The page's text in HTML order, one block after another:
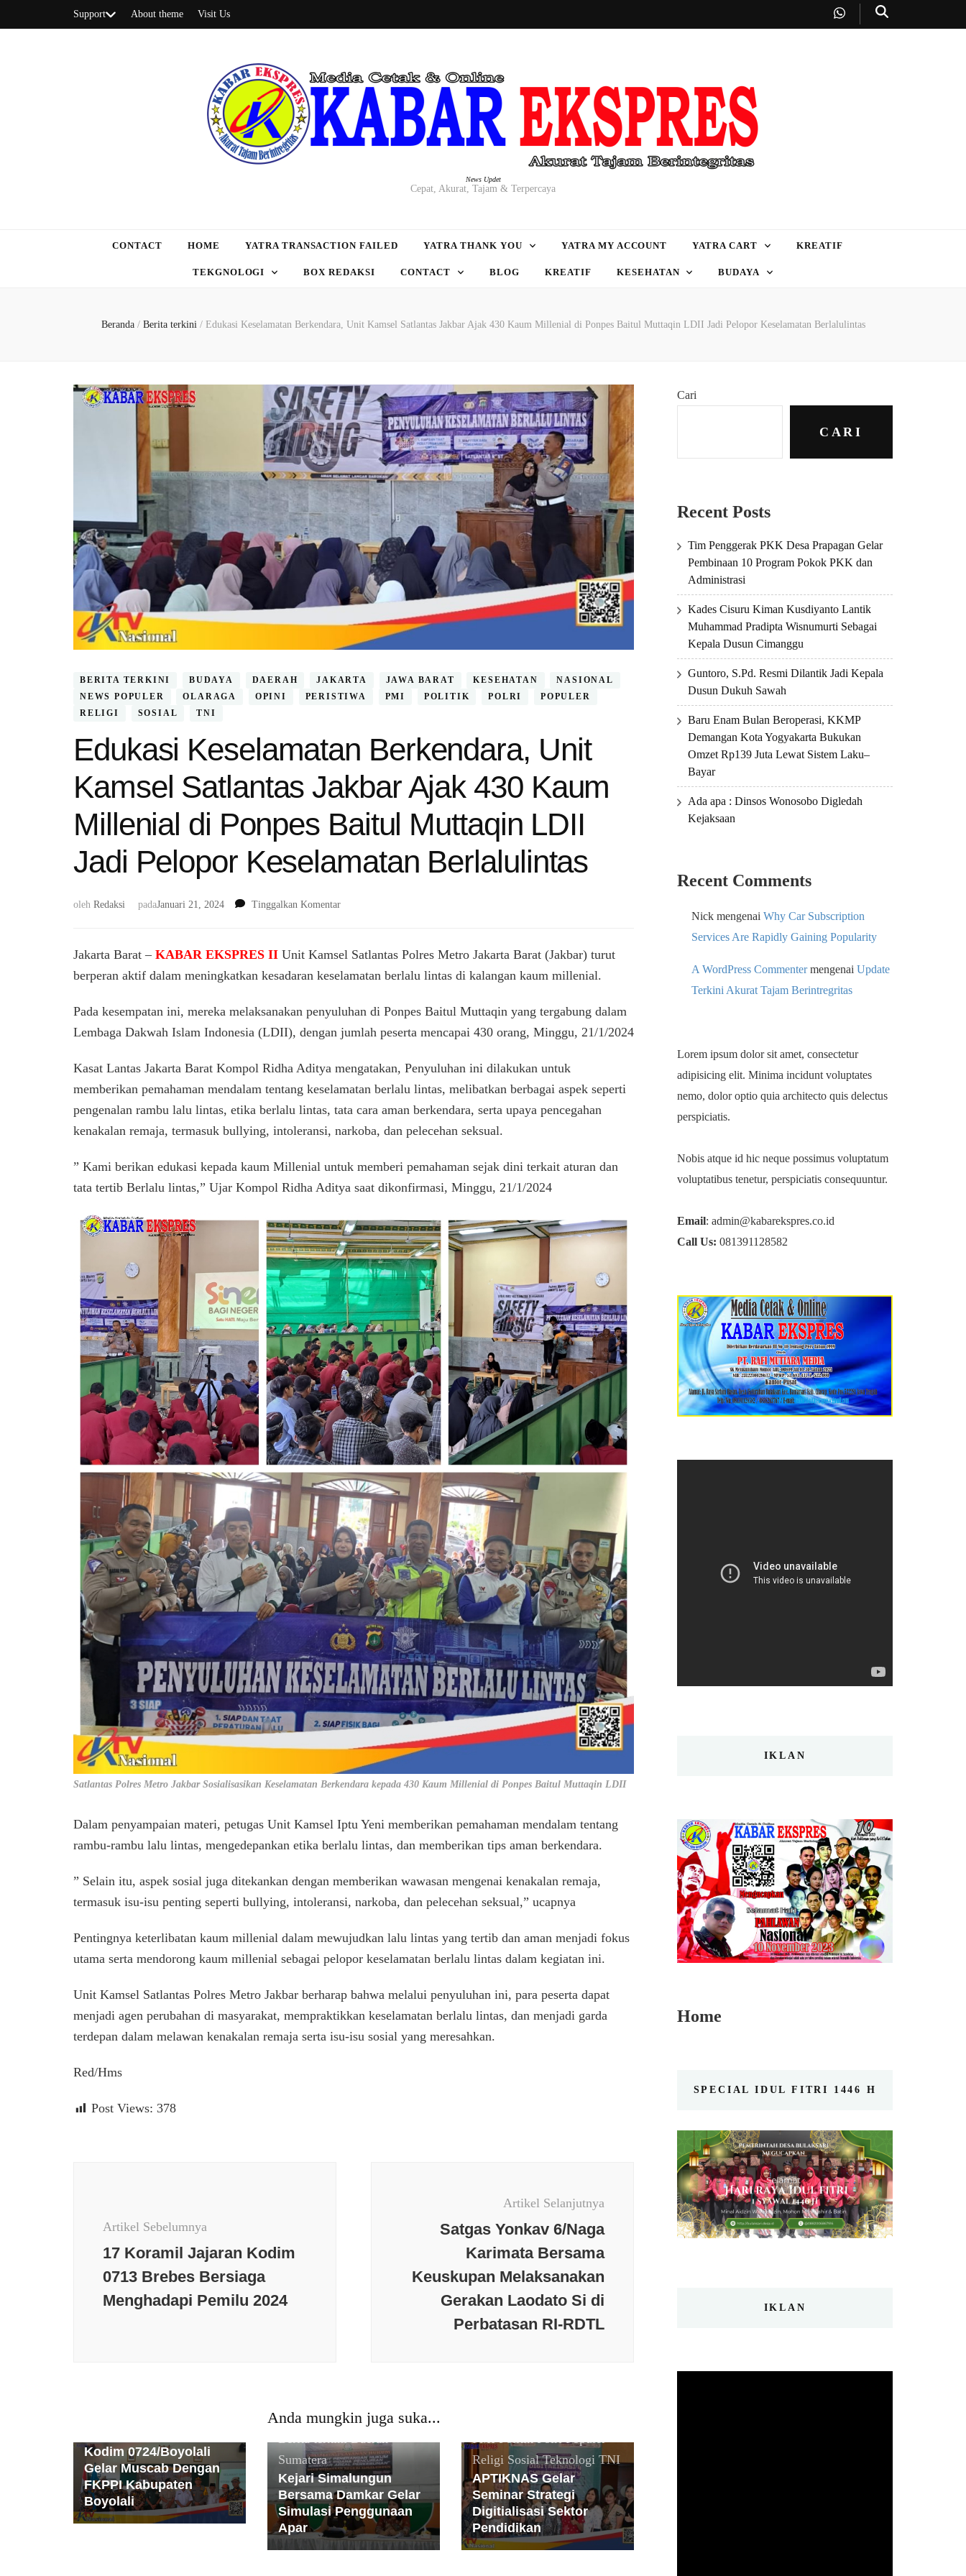
Support About theme Visit Us
News Updet
Cepat, Akurat, Tajam & Terpercaya
CONTACT HOME YATRA TRANSACTION FAILED YATRA THANK YOU YATRA MY ACCOUNT YATRA CART KREATIF
TEKGNOLOGI BOX REDAKSI CONTACT BLOG KREATIF KESEHATAN BUDAYA
Beranda / Berita terkini / Edukasi Keselamatan Berkendara, Unit Kamsel Satlantas Jakbar Ajak 430 Kaum Millenial di Ponpes Baitul Muttaqin LDII Jadi Pelopor Keselamatan Berlalulintas
BERITA TERKINI BUDAYA DAERAH JAKARTA JAWA BARAT KESEHATAN
NASIONAL
NEWS POPULER
OLARAGA OPINI PERISTIWA PMI POLITIK POLRI
POPULER
RELIGI
SOSIAL TNI
Edukasi Keselamatan Berkendara, Unit
Kamsel Satlantas Jakbar Ajak 430 Kaum
Millenial di Ponpes Baitul Muttaqin LDII
Jadi Pelopor Keselamatan Berlalulintas
oleh Redaksi padaJanuari 21, 2024 Tinggalkan Komentarpada
Berkendara,
Kamsel
Jakbar
430
Millenial
Baitul
Muttaqin
Jadi
Keselamatan
Jakarta Barat – KABAR EKSPRES II Unit Kamsel Satlantas Polres Metro Jakarta Barat (Jakbar) turut
berperan aktif dalam meningkatkan kesadaran keselamatan berlalu lintas di kalangan kaum millenial.
Pada kesempatan ini, mereka melaksanakan penyuluhan di Ponpes Baitul Muttaqin yang tergabung dalam
Lembaga Dakwah Islam Indonesia (LDII), dengan jumlah peserta mencapai 430 orang, Minggu, 21/1/2024
Kasat Lantas Jakarta Barat Kompol Ridha Aditya mengatakan, Penyuluhan ini dilakukan untuk
memberikan pemahaman mendalam tentang keselamatan berlalu lintas, melibatkan berbagai aspek seperti
pengenalan rambu lalu lintas, etika berlalu lintas, tata cara aman berkendara, serta upaya pencegahan
kenakalan remaja, termasuk bullying, intoleransi, narkoba, dan pelecehan seksual.
” Kami berikan edukasi kepada kaum Millenial untuk memberi pemahaman sejak dini terkait aturan dan
tata tertib Berlalu lintas,” Ujar Kompol Ridha Aditya saat dikonfirmasi, Minggu, 21/1/2024
Satlantas Polres Metro Jakbar Sosialisasikan Keselamatan Berkendara kepada 430 Kaum Millenial di Ponpes Baitul Muttaqin LDII
Dalam penyampaian materi, petugas Unit Kamsel Iptu Yeni memberikan pemahaman mendalam tentang
rambu-rambu lalu lintas, mengedepankan etika berlalu lintas, dan memberikan tips aman berkendara.
” Selain itu, aspek sosial juga ditekankan dengan memberikan wawasan mengenai kenakalan remaja,
termasuk isu-isu penting seperti bullying, intoleransi, narkoba, dan pelecehan seksual,” ucapnya
Pentingnya keterlibatan kaum millenial dalam mewujudkan lalu lintas yang tertib dan aman menjadi fokus
utama serta mendorong kaum millenial sebagai pelopor keselamatan berlalu lintas dalam kegiatan ini.
Unit Kamsel Satlantas Polres Metro Jakbar berharap bahwa melalui penyuluhan ini, para peserta dapat
menjadi agen perubahan di masyarakat, mempraktikkan keselamatan berlalu lintas, dan menjadi garda
terdepan dalam melawan kenakalan remaja serta isu-isu sosial yang meresahkan.
Red/Hms
Post Views: 378
Artikel Sebelumnya
17 Koramil Jajaran Kodim
0713 Brebes Bersiaga
Menghadapi Pemilu 2024
Artikel Selanjutnya
Satgas Yonkav 6/Naga
Karimata Bersama
Keuskupan Melaksanakan
Gerakan Laodato Si di
Perbatasan RI-RDTL
Anda mungkin juga suka...
Kodim 0724/Boyolali
Gelar Muscab Dengan
FKPPI Kabupaten
Boyolali
Sumatera
Kejari Simalungun
Bersama Damkar Gelar
Simulasi Penggunaan
Apar
Budaya Daerah
Religi Sosial Teknologi TNI
APTIKNAS Gelar
Seminar Strategi
Digitialisasi Sektor
Pendidikan
Cari
CARI
Recent Posts
Tim Penggerak PKK Desa Prapagan Gelar
Pembinaan 10 Program Pokok PKK dan
Administrasi
Kades Cisuru Kiman Kusdiyanto Lantik
Muhammad Pradipta Wisnumurti Sebagai
Kepala Dusun Cimanggu
Guntoro, S.Pd. Resmi Dilantik Jadi Kepala
Dusun Dukuh Sawah
Baru Enam Bulan Beroperasi, KKMP
Demangan Kota Yogyakarta Bukukan
Omzet Rp139 Juta Lewat Sistem Laku–
Bayar
Ada apa : Dinsos Wonosobo Digledah
Kejaksaan
Recent Comments
Nick mengenai Why Car Subscription
Services Are Rapidly Gaining Popularity
A WordPress Commentermengenai Update
Terkini Akurat Tajam Berintregritas
Lorem ipsum dolor sit amet, consectetur
adipisicing elit. Minima incidunt voluptates
nemo, dolor optio quia architecto quis delectus
perspiciatis.
Nobis atque id hic neque possimus voluptatum
voluptatibus tenetur, perspiciatis consequuntur.
Email: admin@kabarekspres.co.id
Call Us: 081391128582
IKLAN
Home
SPECIAL IDUL FITRI 1446 H
IKLAN